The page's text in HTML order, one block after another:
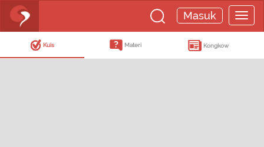
Masuk
Kuis Materi Kongkow